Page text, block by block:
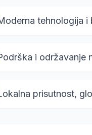
tehnologija i
i održavanje
prisutnost,